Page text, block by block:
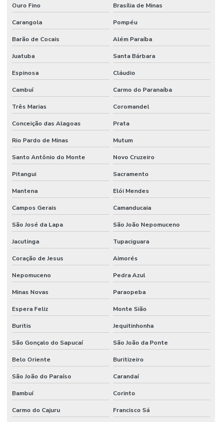
Manutenção preventiva
Manutenção preventiva ar condicionado
Manutenção Preventiva Com Certificação
Manutenção Preventiva De Edificações
Manutenção Preventiva De Equipamentos
Manutenção Preventiva De Máquinas
Manutenção Preventiva E Gestão De Ativos
Manutenção Preventiva E Lubrificação
Manutenção Preventiva E Segurança
Manutenção Preventiva Industrial
Manutenção preventiva industrial
Manutenção Preventiva Para Equipamentos Pesados
Manutenção Preventiva Para Indústrias
Manutenção Preventiva Para Máquinas
Manutenção de processos industriais
Manutenção de sistemas de climatização comercial
Manutenção de sistemas de climatização predial
Manutenção de sistemas elétricos corporativos
Manutenção de sistemas elétricos industriais
Ouro Fino Brasília de Minas
Carangola Pompéu
Barão de Cocais Além Paraíba
Juatuba Santa Bárbara
Espinosa Cláudio
Cambuí Carmo do Paranaíba
Três Marias Coromandel
Conceição das Alagoas Prata
Rio Pardo de Minas Mutum
Santo Antônio do Monte Novo Cruzeiro
Pitangui Sacramento
Mantena Elói Mendes
Campos Gerais Camanducaia
São José da Lapa São João Nepomuceno
Jacutinga Tupaciguara
Coração de Jesus Aimorés
Nepomuceno Pedra Azul
Minas Novas Paraopeba
Espera Feliz Monte Sião
Buritis Jequitinhonha
São Gonçalo do Sapucaí São João da Ponte
Belo Oriente Buritizeiro
São João do Paraíso Carandaí
Bambuí Corinto
Carmo do Cajuru Francisco Sá